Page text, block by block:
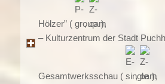
Hölzer” ( ,
),
– Kulturzentrum der Stadt
Gesamtwerksschau ( ,
),